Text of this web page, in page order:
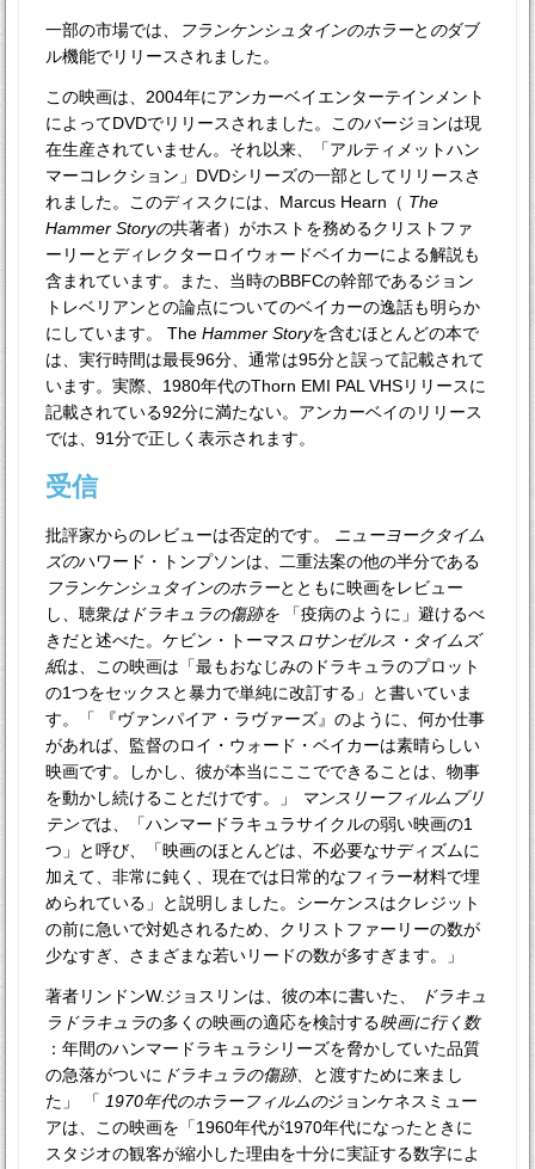
一部の市場では、フランケンシュタインのホラーと のダブ
ル機能でリリースされました。
この映画は、2004年にアンカーベイエンターテインメント
によってDVDでリリースされました。このバージョンは現
在生産されていません。それ以来、「アルティメットハン
マーコレクション」DVDシリーズの一部としてリリースさ
れました。このディスクには、Marcus Hearn（ The
Hammer Storyの共著者）がホストを務めるクリストファ
ーリーとディレクターロイウォードベイカーによる解説も
含まれています。また、当時のBBFCの幹部であるジョン
トレベリアンとの論点についてのベイカーの逸話も明らか
にしています。 TheHammer Storyを含むほとんどの本で
は、実行時間は最長96分、通常は95分と誤って記載されて
います。実際、1980年代のThorn EMI PAL VHSリリースに
記載されている92分に満たない。アンカーベイのリリース
では、91分で正しく表示されます。
受信
批評家からのレビューは否定的です。 ニューヨークタイム
ズのハワード・トンプソンは、二重法案の他の半分である
フランケンシュタインのホラーとともに映画をレビュー
し、聴衆はドラキュラの傷跡を 「疫病のように」避けるべ
きだと述べた。ケビン・トーマス ロサンゼルス・タイムズ
紙は、この映画は「最もおなじみのドラキュラのプロット
の1つをセックスと暴力で単純に改訂する」と書いていま
す。「 『ヴァンパイア・ラヴァーズ』のように、何か仕事
があれば、監督のロイ・ウォード・ベイカーは素晴らしい
映画です。しかし、彼が本当にここでできることは、物事
を動かし続けることだけです。」
マンスリーフィルムブリ
テンでは、「ハンマードラキュラサイクルの弱い映画の1
つ」と呼び、「映画のほとんどは、不必要なサディズムに
加えて、非常に鈍く、現在では日常的なフィラー材料で埋
められている」と説明しました。シーケンスはクレジット
の前に急いで対処されるため、クリストファーリーの数が
少なすぎ、さまざまな若いリードの数が多すぎます。」
著者リンドンW.ジョスリンは、彼の本に書いた、
ドラキュ
ラドラキュラの多くの映画の適応を検討する映画に行く数
：年間のハンマードラキュラシリーズを脅かしていた品質
の急落がついに ドラキュラの傷跡、 と渡すために来まし
た」 「1970年代のホラーフィルムのジョンケネスミュー
アは、この映画を「1960年代が1970年代になったときに
スタジオの観客が縮小した理由を十分に実証する数字によ